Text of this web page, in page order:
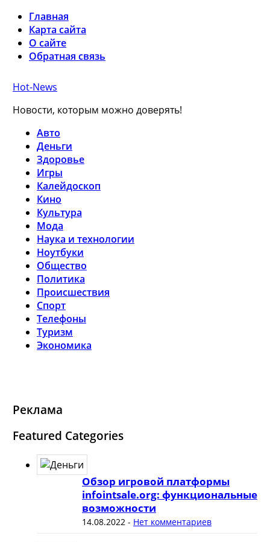
Главная
Карта сайта
О сайте
Обратная связь
Hot-News
Новости, которым можно доверять!
Авто
Деньги
Здоровье
Игры
Калейдоскоп
Кино
Культура
Мода
Наука и технологии
Ноутбуки
Общество
Политика
Происшествия
Спорт
Телефоны
Туризм
Экономика
Реклама
Featured Categories
Обзор игровой платформы
infointsale.org: функциональные
возможности
14.08.2022- Нет комментариев